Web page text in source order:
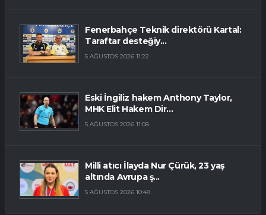
Fenerbahçe Teknik direktörü Kartal:
Taraftar desteğiy...
5 AĞUSTOS 2026 11:22
Eski İngiliz hakem Anthony Taylor,
MHK Elit Hakem Dir...
5 AĞUSTOS 2026 11:08
Milli atıcı İlayda Nur Çürük, 23 yaş
altında Avrupa ş...
5 AĞUSTOS 2026 10:48